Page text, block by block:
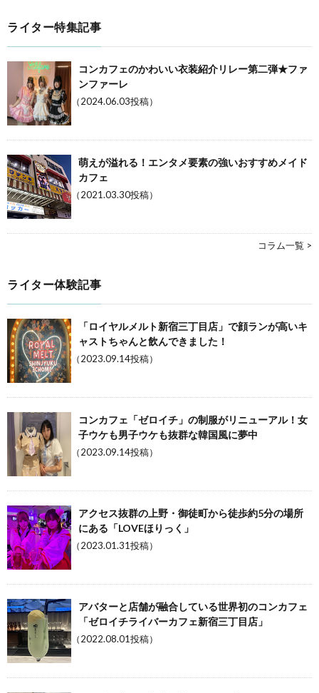
ライター特集記事
コンカフェのかわいい衣装紹介リレー第二弾★ファ
ンファーレ
（2024.06.03投稿）
萌えが溢れる！エンタメ要素の強いおすすめメイド
カフェ
（2021.03.30投稿）
コラム一覧 >
ライター体験記事
「ロイヤルメルト新宿三丁目店」で顔ランが高いキ
ャストちゃんと飲んできました！
（2023.09.14投稿）
コンカフェ「ゼロイチ」の制服がリニューアル！女
子ウケも男子ウケも抜群な韓国風に夢中
（2023.09.14投稿）
アクセス抜群の上野・御徒町から徒歩約5分の場所
にある「LOVEほりっく」
（2023.01.31投稿）
アバターと店舗が融合している世界初のコンカフェ
「ゼロイチライバーカフェ新宿三丁目店」
（2022.08.01投稿）